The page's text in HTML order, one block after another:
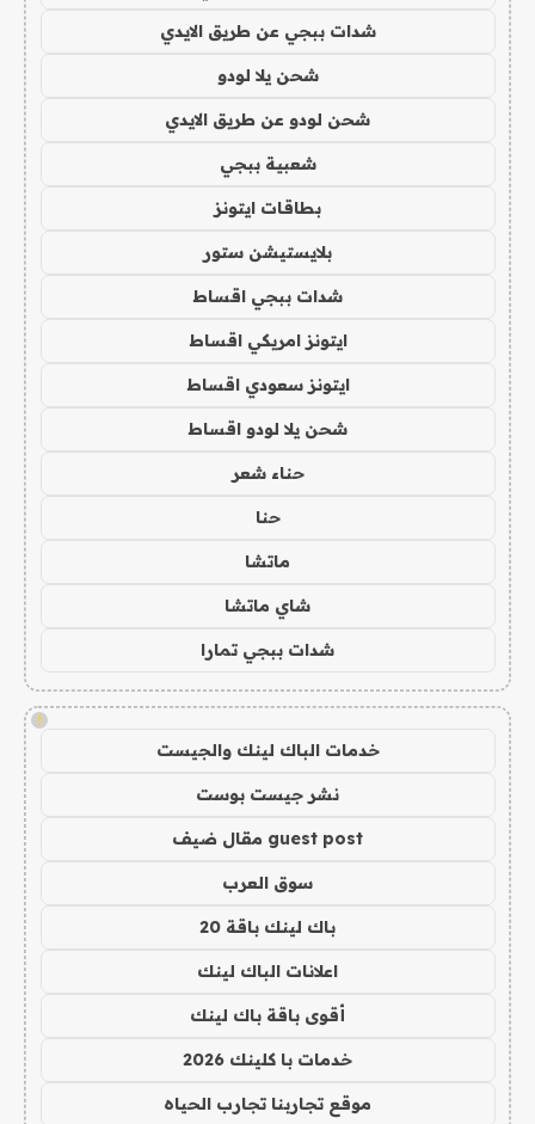
شدات ببجي عن طريق الايدي
شحن يلا لودو
شحن لودو عن طريق الايدي
شعبية ببجي
بطاقات ايتونز
بلايستيشن ستور
شدات ببجي اقساط
ايتونز امريكي اقساط
ايتونز سعودي اقساط
شحن يلا لودو اقساط
حناء شعر
حنا
ماتشا
شاي ماتشا
شدات ببجي تمارا
!
خدمات الباك لينك والجيست
نشر جيست بوست
guest post مقال ضيف
سوق العرب
باك لينك باقة 20
اعلانات الباك لينك
أقوى باقة باك لينك
خدمات با كلينك 2026
موقع تجاربنا تجارب الحياه